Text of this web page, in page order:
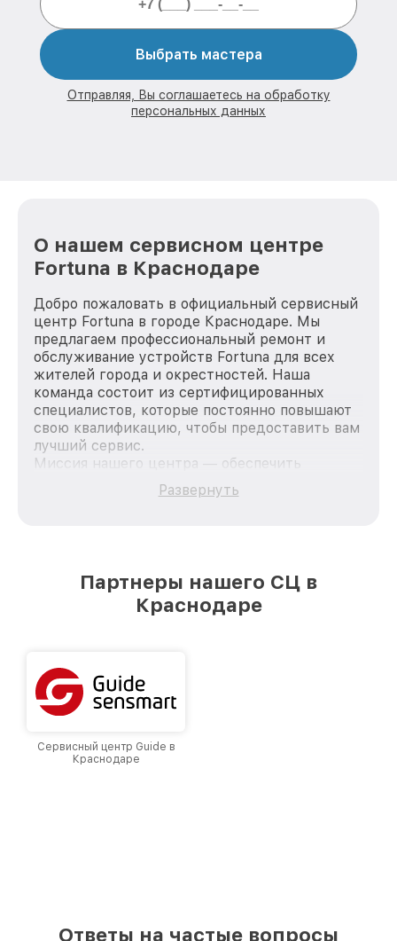
Выбрать мастера
Отправляя, Вы соглашаетесь на обработку
персональных данных
О нашем сервисном центре
Fortuna в Краснодаре
Добро пожаловать в официальный сервисный
центр Fortuna в городе Краснодаре. Мы
предлагаем профессиональный ремонт и
обслуживание устройств Fortuna для всех
жителей города и окрестностей. Наша
команда состоит из сертифицированных
специалистов, которые постоянно повышают
свою квалификацию, чтобы предоставить вам
лучший сервис.
Миссия нашего центра — обеспечить
качественный и доступный ремонт для
каждого пользователя продукции Fortuna, вне
лучшим сервисным центром Fortuna в городе
Краснодаре, постоянно повышая уровень
Развернуть
Партнеры нашего СЦ в
Краснодаре
Сервисный центр Guide в
Краснодаре
Ответы на частые вопросы